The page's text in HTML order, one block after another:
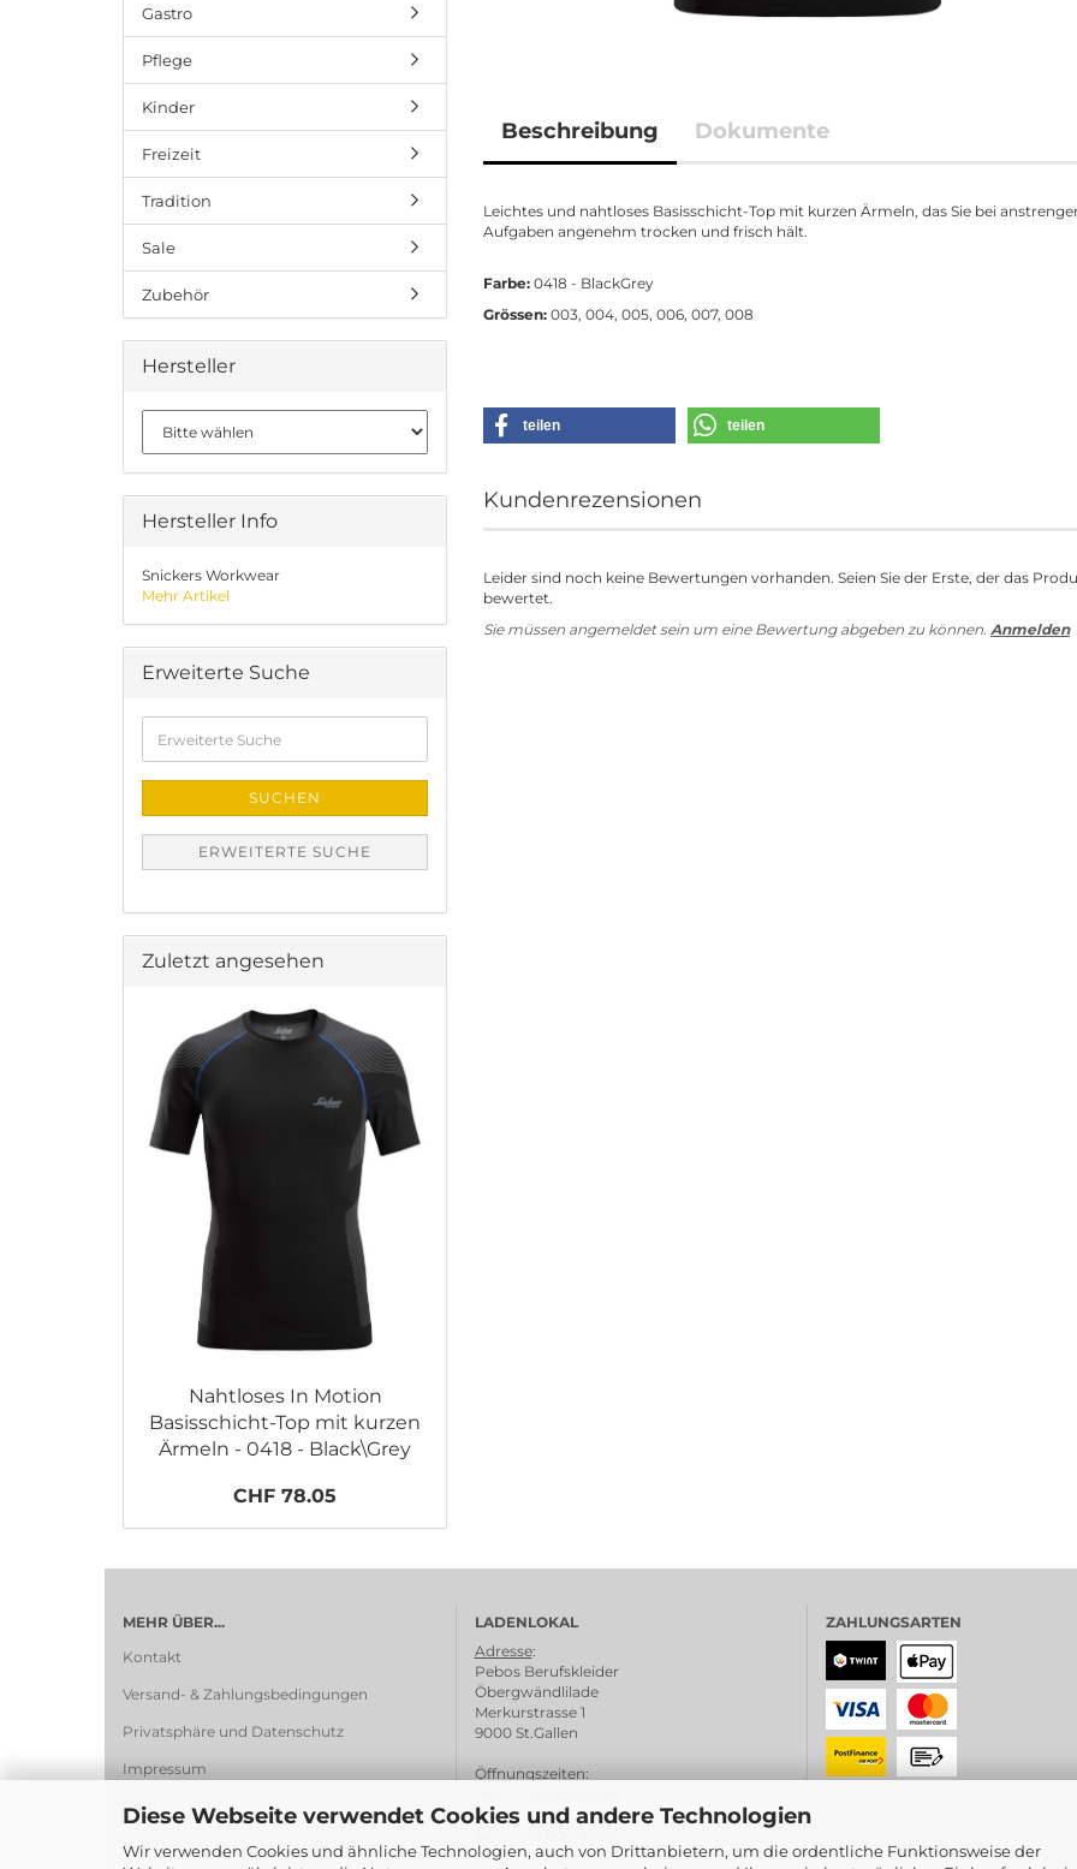
Diese Webseite verwendet Cookies und andere Technologien
Wir verwenden Cookies und ähnliche Technologien, auch von Drittanbietern, um die ordentliche Funktionsweise der
Beschreibung Dokumente
Leichtes und nahtloses Basisschicht-Top mit kurzen Ärmeln, das Sie bei
Aufgaben angenehm trocken und frisch hält.
Farbe: 0418 - BlackGrey
Grössen: 003, 004, 005, 006, 007, 008
teilen teilen
Kundenrezensionen
Leider sind noch keine Bewertungen vorhanden. Seien Sie der Erste, der das
bewertet.
Sie müssen angemeldet sein um eine Bewertung abgeben zu können. Anmelden
Gastro
Pflege
Kinder
Freizeit
Tradition
Sale
Zubehör
Hersteller
Hersteller Info
Snickers Workwear
Mehr Artikel
Erweiterte Suche
Suche
SUCHEN
ERWEITERTE SUCHE
Zuletzt angesehen
Nahtloses In Motion
Basisschicht-Top mit kurzen
Ärmeln - 0418 - Black\Grey
CHF 78.05
MEHR ÜBER...
Kontakt
Versand- & Zahlungsbedingungen
Privatsphäre und Datenschutz
Impressum
Blog
AGB
LADENLOKAL
Adresse:
Pebos Berufskleider
Öbergwändlilade
Merkurstrasse 1
9000 St.Gallen
Öffnungszeiten:
Di - Fr 10:00 - 18.30
ZAHLUNGSARTEN